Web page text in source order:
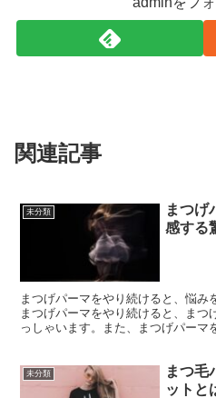
関連記事
未分類
まつげ
感する
まつげパーマをやり続けると、悩み
まつげパーマをやり続けると、まつ
っしゃいます。また、まつげパーマ
未分類
まつ毛
ットと